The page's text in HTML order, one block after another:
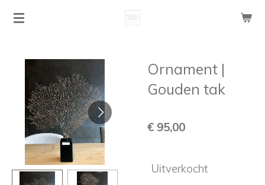
Ga
hoofdinhoud
Ornament |
Gouden tak
€ 95,00
Uitverkocht